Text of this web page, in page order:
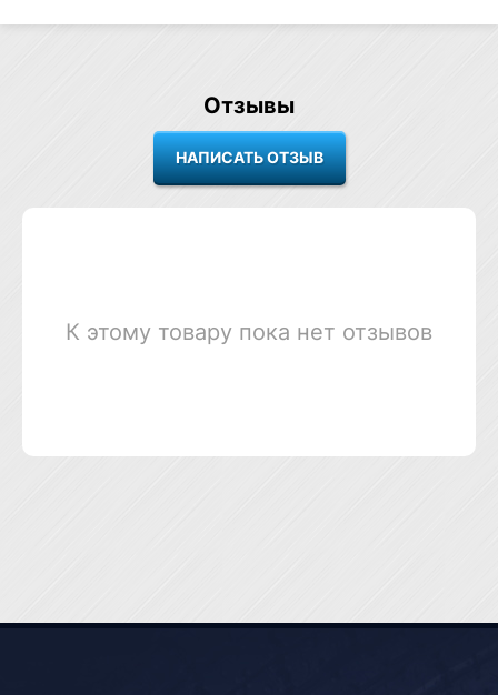
Отзывы
К этому товару пока нет отзывов